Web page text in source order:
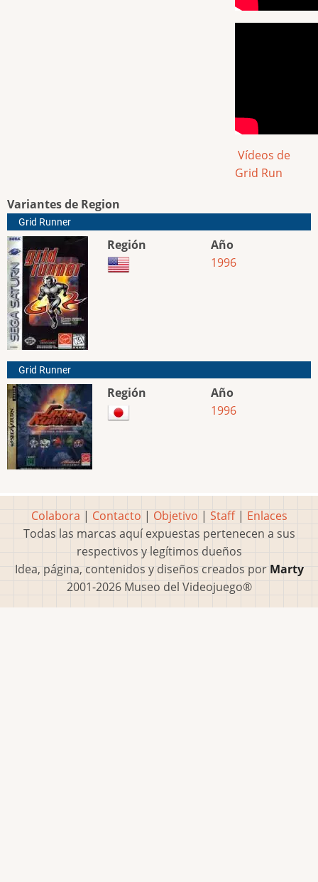
Vídeos de
Grid Run
Variantes de Region
Grid Runner
Región
Año
1996
Grid Runner
Región
Año
1996
Colabora | Contacto | Objetivo | Staff| Enlaces
Todas las marcas aquí expuestas pertenecen a sus
respectivos y legítimos dueños
Idea, página, contenidos y diseños creados por Marty
2001-2026 Museo del Videojuego®